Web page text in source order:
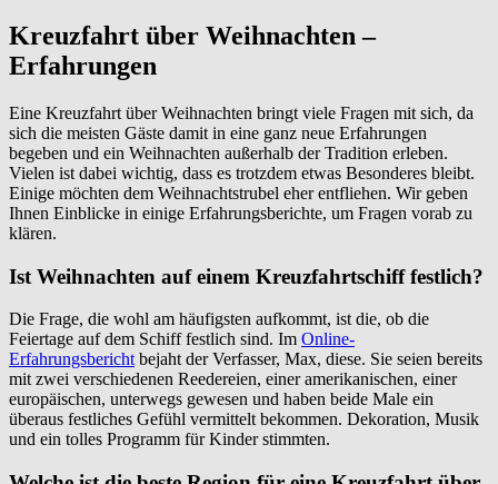
Kreuzfahrt über Weihnachten –
Erfahrungen
Eine Kreuzfahrt über Weihnachten bringt viele Fragen mit sich, da
sich die meisten Gäste damit in eine ganz neue Erfahrungen
begeben und ein Weihnachten außerhalb der Tradition erleben.
Vielen ist dabei wichtig, dass es trotzdem etwas Besonderes bleibt.
Einige möchten dem Weihnachtstrubel eher entfliehen. Wir geben
Ihnen Einblicke in einige Erfahrungsberichte, um Fragen vorab zu
klären.
Ist Weihnachten auf einem Kreuzfahrtschiff festlich?
Die Frage, die wohl am häufigsten aufkommt, ist die, ob die
Feiertage auf dem Schiff festlich sind. Im Online-
Erfahrungsbericht bejaht der Verfasser, Max, diese. Sie seien bereits
mit zwei verschiedenen Reedereien, einer amerikanischen, einer
europäischen, unterwegs gewesen und haben beide Male ein
überaus festliches Gefühl vermittelt bekommen. Dekoration, Musik
und ein tolles Programm für Kinder stimmten.